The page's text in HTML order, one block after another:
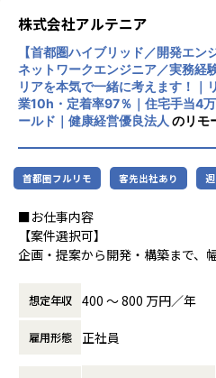
成し20代のうちからPLやPM等を
ITコンサルタントになられた方も
ろんございます！
最後に…
◎出向型の働き方に対してご不安
容・働き方（リモート可否）など
い、
しっかり相談したうえで配属先を
なご案内はいたしませんので、ご
いただけます。
■「社会人学校」を掲げ社内研修
・PL／PM研修
・トレンド研修
株式会社アルテニア
【首都圏ハイブリッド／開発エン
ネットワークエンジニア／実務経
リアを本気で一緒に考えます！｜
業10h・定着率97％｜住宅手当4
ールド｜健康経営優良法人 のリモ
首都圏フルリモ 客先出社あり
■お仕事内容
【案件選択可】
企画・提案から開発・構築まで、
■会社説明／募集背景
株式会社アルテニアは、ITの力を
より豊かにすることを 目標に
想定年収 400 〜 800 万円／年
雇用形態 正社員